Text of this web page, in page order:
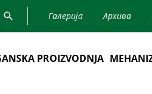
Галерија Архива
PROIZVODNJA